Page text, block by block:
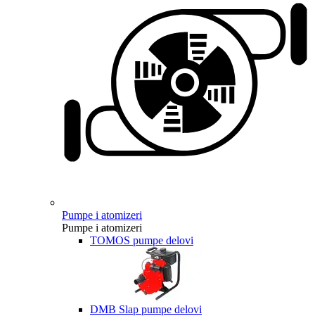
Pumpe i atomizeri
Pumpe i atomizeri
TOMOS pumpe delovi
DMB Slap pumpe delovi